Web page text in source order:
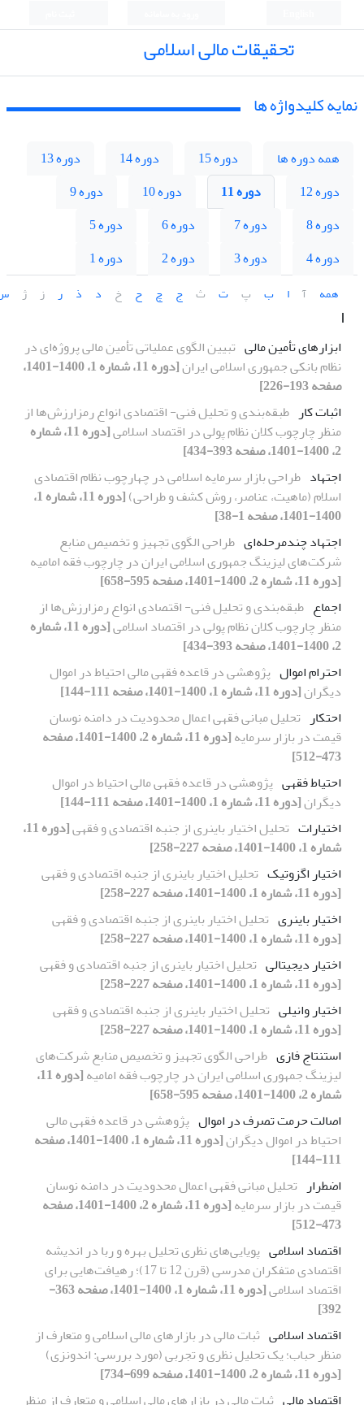
تحقیقات مالی اسلامی
نمایه کلیدواژه ها
همه دوره ها دوره 15 دوره 14
دوره 13
دوره 12
دوره 11 دوره 10
دوره 9
دوره 8
دوره 7 دوره 6
دوره 5
دوره 4
دوره 3 دوره 2 دوره 1
همه آ ا ب پ ت ث ج چ ح خ د ذ ر ز ژ
ا
ابزارهای تأمین مالی تبیین الگوی عملیاتی تأمین مالی پروژه‌ای در
نظام بانکی جمهوری اسلامی ایران
[دوره 11، شماره 1، 1400-1401،
صفحه 193-226]
اثبات کار طبقه‌بندی و تحلیل فنی- اقتصادی انواع رمزارزش‌ها از
منظر چارچوب کلان نظام پولی در اقتصاد اسلامی
[دوره 11، شماره
2، 1400-1401، صفحه 393-434]
اجتهاد طراحی بازار سرمایه اسلامی در چهارچوب نظام اقتصادی
اسلام (ماهیت، عناصر، روش کشف و طراحی)
[دوره 11، شماره 1،
1400-1401، صفحه 1-38]
اجتهاد چندمرحله‌ای طراحی الگوی تجهیز و تخصیص منابع
شرکت‌های لیزینگ جمهوری اسلامی ایران در چارچوب فقه امامیه
[دوره 11، شماره 2، 1400-1401، صفحه 595-658]
اجماع طبقه‌بندی و تحلیل فنی- اقتصادی انواع رمزارزش‌ها از
منظر چارچوب کلان نظام پولی در اقتصاد اسلامی
[دوره 11، شماره
2، 1400-1401، صفحه 393-434]
احترام اموال پژوهشی در قاعده فقهی مالی احتیاط در اموال
دیگران[دوره 11، شماره 1، 1400-1401، صفحه 111-144]
احتکار تحلیل مبانی فقهی اعمال محدودیت در دامنه نوسان
قیمت در بازار سرمایه
[دوره 11، شماره 2، 1400-1401، صفحه
473-512]
احتیاط فقهی پژوهشی در قاعده فقهی مالی احتیاط در اموال
دیگران[دوره 11، شماره 1، 1400-1401، صفحه 111-144]
اختیارات تحلیل اختیار باینری از جنبه اقتصادی و فقهی
[دوره 11،
شماره 1، 1400-1401، صفحه 227-258]
اختیار اگزوتیک تحلیل اختیار باینری از جنبه اقتصادی و فقهی
[دوره 11، شماره 1، 1400-1401، صفحه 227-258]
اختیار باینری تحلیل اختیار باینری از جنبه اقتصادی و فقهی
[دوره 11، شماره 1، 1400-1401، صفحه 227-258]
اختیار دیجیتالی تحلیل اختیار باینری از جنبه اقتصادی و فقهی
[دوره 11، شماره 1، 1400-1401، صفحه 227-258]
اختیار وانیلی تحلیل اختیار باینری از جنبه اقتصادی و فقهی
[دوره 11، شماره 1، 1400-1401، صفحه 227-258]
استنتاج فازی طراحی الگوی تجهیز و تخصیص منابع شرکت‌های
لیزینگ جمهوری اسلامی ایران در چارچوب فقه امامیه
[دوره 11،
شماره 2، 1400-1401، صفحه 595-658]
اصالت حرمت تصرف در اموال پژوهشی در قاعده فقهی مالی
احتیاط در اموال دیگران
[دوره 11، شماره 1، 1400-1401، صفحه
111-144]
اضطرار تحلیل مبانی فقهی اعمال محدودیت در دامنه نوسان
قیمت در بازار سرمایه
[دوره 11، شماره 2، 1400-1401، صفحه
473-512]
اقتصاد اسلامی پویایی‌های نظری تحلیل بهره و ربا در اندیشه
اقتصادی متفکران مدرسی (قرن 12 تا 17)؛ رهیافت‌هایی برای
اقتصاد اسلامی
[دوره 11، شماره 1، 1400-1401، صفحه 363-
392]
اقتصاد اسلامی ثبات مالی در بازارهای مالی اسلامی و متعارف از
منظر حباب؛ یک تحلیل نظری و تجربی (مورد بررسی: اندونزی)
[دوره 11، شماره 2، 1400-1401، صفحه 699-734]
اقتصاد مالی ثبات مالی در بازارهای مالی اسلامی و متعارف از منظر